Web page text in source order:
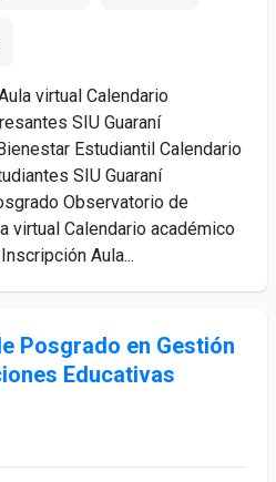
virtual Calendario
SIU Guaraní
Estudiantil Calendario
SIU Guaraní
Observatorio de
virtual Calendario académico
Aula...
Posgrado en Gestión
Educativas